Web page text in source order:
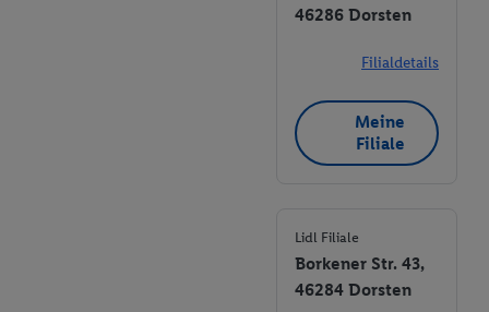
46286 Dorsten
Filialdetails
Meine
Filiale
Lidl Filiale
Borkener Str. 43,
46284 Dorsten